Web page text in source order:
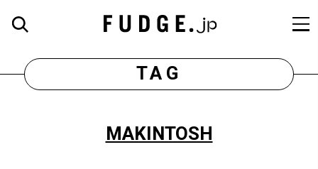
TAG
MAKINTOSH